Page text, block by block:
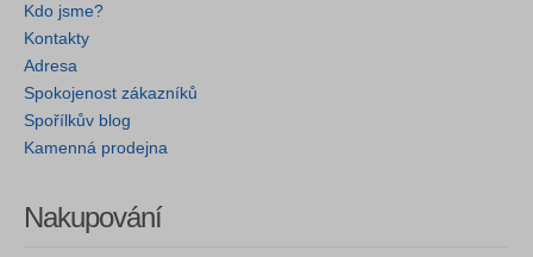
Kdo jsme?
Kontakty
Adresa
Spokojenost zákazníků
Spořílkův blog
Kamenná prodejna
Nakupování